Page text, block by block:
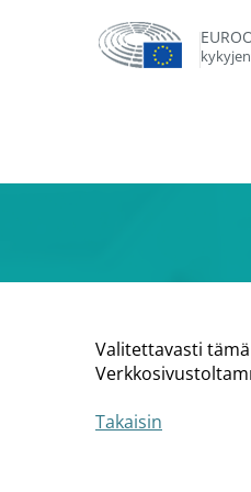
Valitettavasti
Takaisin